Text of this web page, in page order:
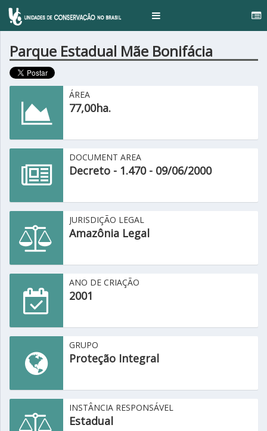
Toggle
Parque Estadual Mãe Bonifácia
ÁREA
77,00ha.
DOCUMENT AREA
Decreto - 1.470 - 09/06/2000
JURISDIÇÃO LEGAL
Amazônia Legal
ANO DE CRIAÇÃO
2001
GRUPO
Proteção Integral
INSTÂNCIA RESPONSÁVEL
Estadual